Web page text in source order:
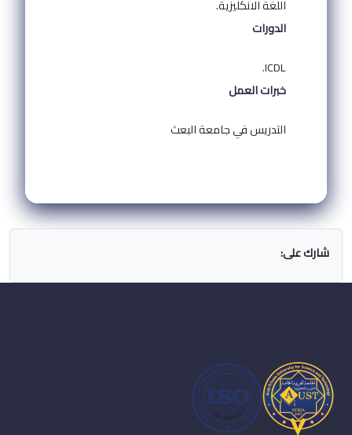
اللغة الانكليزية.
الدورات
ICDL.
خبرات العمل
التدريس في جامعة البعث
شارك على: